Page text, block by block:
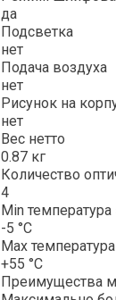
да
Подсветка
нет
Подача воздуха
нет
Рисунок на
нет
Вес нетто
0.87 кг
Количество
4
Min
-5 °С
Мах
+55 °С
Преимущества